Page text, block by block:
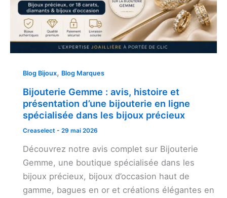
Blog Bijoux, Blog Marques
Bijouterie Gemme : avis, histoire et
présentation d’une bijouterie en ligne
spécialisée dans les bijoux précieux
Creaselect - 29 mai 2026
Découvrez notre avis complet sur Bijouterie
Gemme, une boutique spécialisée dans les
bijoux précieux, bijoux d’occasion haut de
gamme, bagues en or et créations élégantes en